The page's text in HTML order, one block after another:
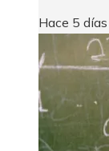
Hace 5 días